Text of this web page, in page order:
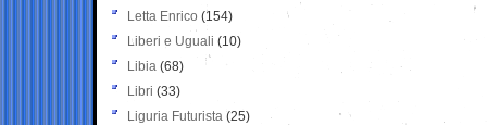
Letta Enrico (154)
Liberi e Uguali (10)
Libia (68)
Libri (33)
Liguria Futurista (25)